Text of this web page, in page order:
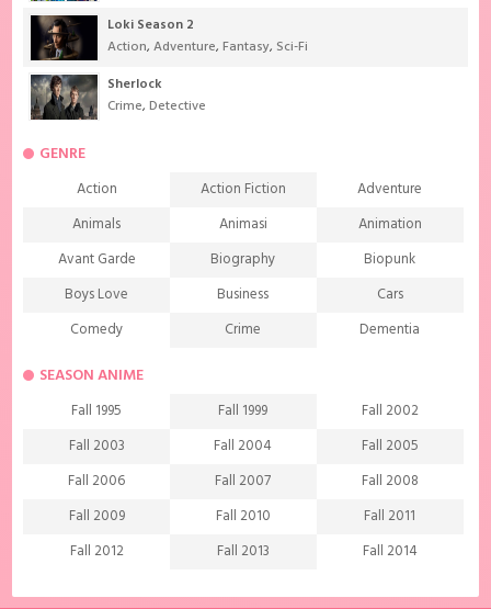
Loki Season 2
Action,Adventure,Fantasy, Sci-Fi
Sherlock
Crime,Detective
GENRE
Action Action Fiction
Adventure
Animals
Animasi
Animation
Avant Garde
Biography
Biopunk
Boys Love
Business
Cars
Comedy
Crime
Dementia
Demons
Drama
Ecchi
Extreme sports
Family
Fantasy
Food
Friendship
Game
Gourmet
Harem
Historical
History
Horror
Investigation
Josei
SEASON ANIME
Fall 1995 Fall 1999
Fall 2002
Fall 2003
Fall 2004
Fall 2005
Fall 2006
Fall 2007
Fall 2008
Fall 2009
Fall 2010
Fall 2011
Fall 2012
Fall 2013
Fall 2014